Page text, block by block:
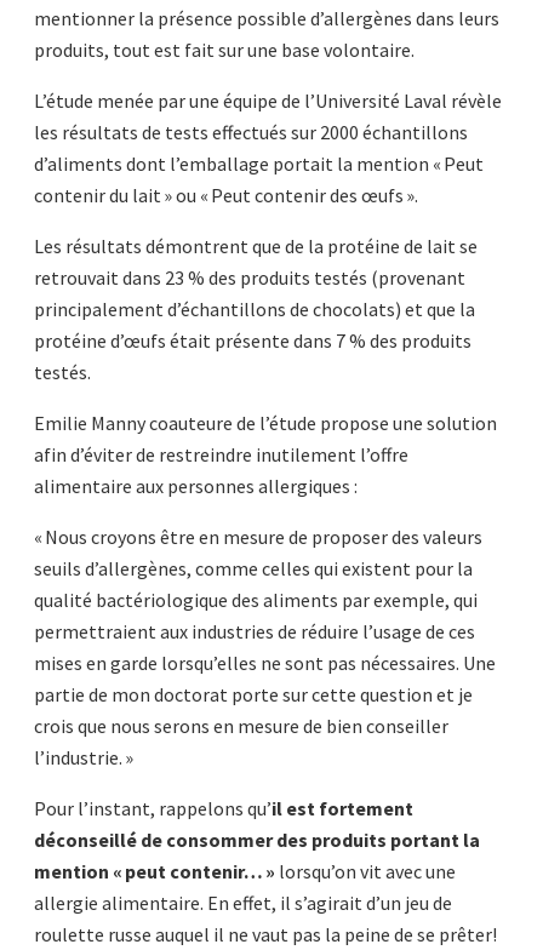
mentionner la présence possible d’allergènes dans leurs
produits, tout est fait sur une base volontaire.
L’étude menée par une équipe de l’Université Laval révèle
les résultats de tests effectués sur 2000 échantillons
d’aliments dont l’emballage portait la mention « Peut
contenir du lait » ou « Peut contenir des œufs ».
Les résultats démontrent que de la protéine de lait se
retrouvait dans 23 % des produits testés (provenant
principalement d’échantillons de chocolats) et que la
protéine d’œufs était présente dans 7 % des produits
testés.
Emilie Manny coauteure de l’étude propose une solution
afin d’éviter de restreindre inutilement l’offre
alimentaire aux personnes allergiques :
« Nous croyons être en mesure de proposer des valeurs
seuils d’allergènes, comme celles qui existent pour la
qualité bactériologique des aliments par exemple, qui
permettraient aux industries de réduire l’usage de ces
mises en garde lorsqu’elles ne sont pas nécessaires. Une
partie de mon doctorat porte sur cette question et je
crois que nous serons en mesure de bien conseiller
l’industrie. »
Pour l’instant, rappelons qu’il est fortement
déconseillé de consommer des produits portant la
mention « peut contenir… » lorsqu’on vit avec une
allergie alimentaire. En effet, il s’agirait d’un jeu de
roulette russe auquel il ne vaut pas la peine de se prêter!